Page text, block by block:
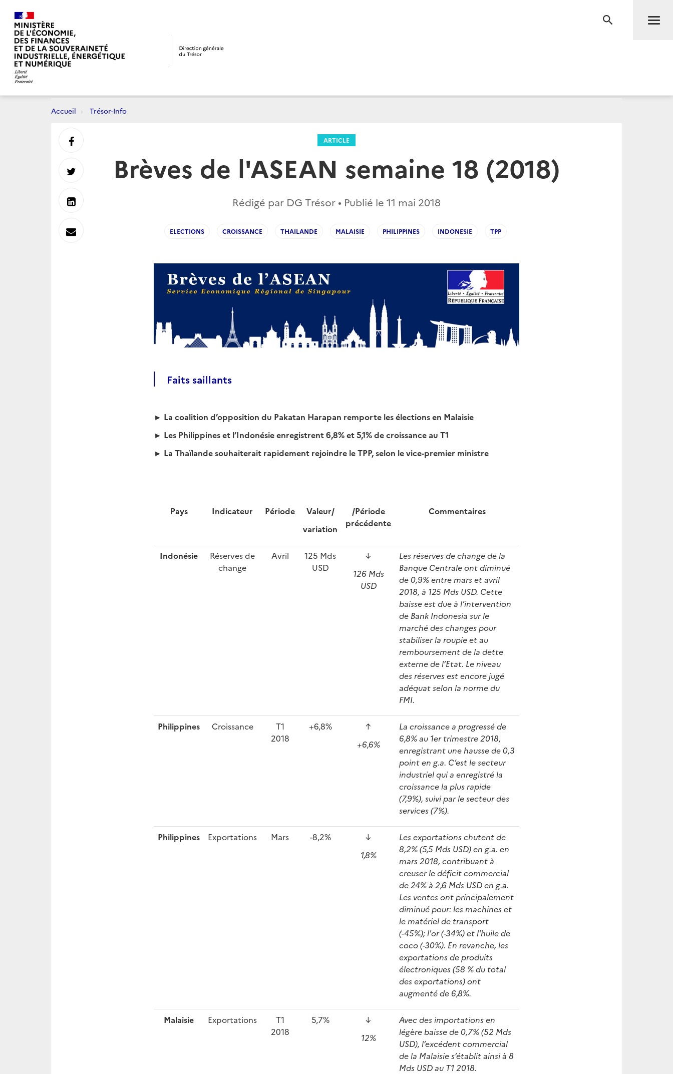
RECHERCHE
Accueil Trésor-Info
ARTICLE
Brèves de l'ASEAN semaine 18 (2018)
Rédigé par DG Trésor • Publié le 11 mai 2018
ELECTIONS CROISSANCE THAILANDE MALAISIE PHILIPPINES INDONESIE TPP
Faits saillants
► La coalition d’opposition du Pakatan Harapan remporte les élections en Malaisie
► Les Philippines et l’Indonésie enregistrent 6,8% et 5,1% de croissance au T1
► La Thaïlande souhaiterait rapidement rejoindre le TPP, selon le vice-premier ministre
Pays Indicateur Période
Valeur/
variation
/Période
précédente
Commentaires
Indonésie
Réserves de
change
Avril
125 Mds
USD
↓
126 Mds
USD
Les réserves de change de la
Banque Centrale ont diminué
de 0,9% entre mars et avril
2018, à 125 Mds USD. Cette
baisse est due à l’intervention
de Bank Indonesia sur le
marché des changes pour
stabiliser la roupie et au
remboursement de la dette
externe de l’Etat. Le niveau
des réserves est encore jugé
adéquat selon la norme du
FMI.
Philippines Croissance
T1
2018
+6,8%
↑
+6,6%
La croissance a progressé de
6,8% au 1er trimestre 2018,
enregistrant une hausse de 0,3
point en g.a. C’est le secteur
industriel qui a enregistré la
croissance la plus rapide
(7,9%), suivi par le secteur des
services (7%).
Philippines Exportations Mars -8,2%
↓
1,8%
Les exportations chutent de
8,2% (5,5 Mds USD) en g.a. en
mars 2018, contribuant à
creuser le déficit commercial
de 24% à 2,6 Mds USD en g.a.
Les ventes ont principalement
diminué pour: les machines et
le matériel de transport
(-45%); l'or (-34%) et l'huile de
coco (-30%). En revanche, les
exportations de produits
électroniques (58 % du total
des exportations) ont
augmenté de 6,8%.
Malaisie Exportations
T1
2018
5,7%
↓
12%
Avec des importations en
légère baisse de 0,7% (52 Mds
USD), l’excédent commercial
de la Malaisie s’établit ainsi à 8
Mds USD au T1 2018.
Partager
sur
Partager
sur
Partager
sur
Envoyer